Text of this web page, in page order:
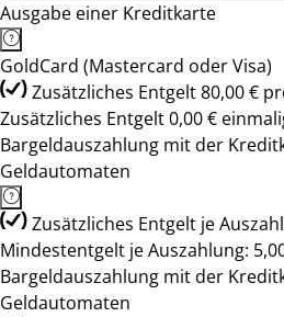
Ausgabe einer Kreditkarte
GoldCard (Mastercard oder Visa)
Zusätzliches Entgelt 80,00 €
Zusätzliches Entgelt 0,00 €
Bargeldauszahlung mit der
Geldautomaten
Zusätzliches Entgelt je
Mindestentgelt je Auszahlung:
Bargeldauszahlung mit der
Geldautomaten